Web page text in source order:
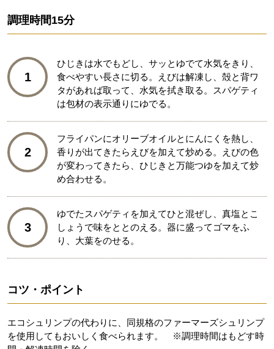
調理時間15分
1
ひじきは水でもどし、サッとゆでて水気をきり、
食べやすい長さに切る。えびは解凍し、殻と背ワ
タがあれば取って、水気を拭き取る。スパゲティ
は包材の表示通りにゆでる。
2
フライパンにオリーブオイルとにんにくを熱し、
香りが出てきたらえびを加えて炒める。えびの色
が変わってきたら、ひじきと万能つゆを加えて炒
め合わせる。
3
ゆでたスパゲティを加えてひと混ぜし、真塩とこ
しょうで味をととのえる。器に盛ってゴマをふ
り、大葉をのせる。
コツ・ポイント
エコシュリンプの代わりに、同規格のファーマーズシュリンプ
を使用してもおいしく食べられます。 ※調理時間はもどす時